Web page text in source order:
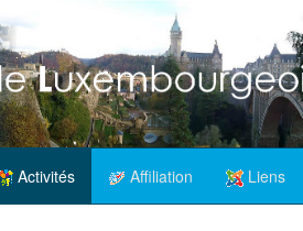
Activités Affiliation Liens